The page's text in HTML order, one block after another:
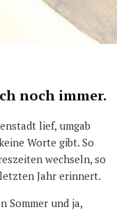
noch immer.
lief, umgab
Worte gibt. So
wechseln, so
Jahr erinnert.
Sommer und ja,